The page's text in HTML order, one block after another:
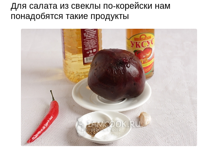
Для салата из свеклы по-корейски нам
понадобятся такие продукты